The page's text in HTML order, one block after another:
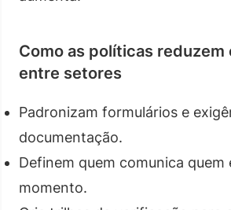
Como as políticas reduzem
entre setores
Padronizam formulários e
documentação.
Definem quem comunica quem
momento.